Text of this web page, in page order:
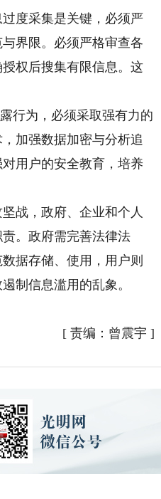
度采集是关键，必须严
界限。必须严格审查各
权后搜集有限信息。这
行为，必须采取强有力的
加强数据加密与分析追
用户的安全教育，培养
战，政府、企业和个人
。政府需完善法律法
据存储、使用，用户则
制信息滥用的乱象。
[ 责编：曾震宇 ]